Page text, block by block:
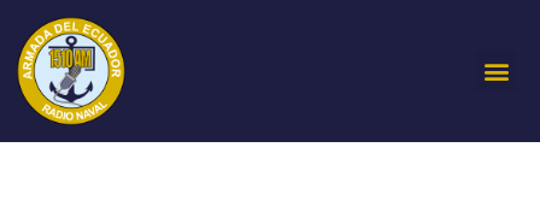
contenido